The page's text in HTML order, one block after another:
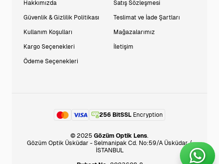
Hakkımızda
Güvenlik & Gizlilik Politikası
Kullanım Koşulları
Kargo Seçenekleri
Ödeme Seçenekleri
Satış Sözleşmesi
Teslimat ve İade Şartları
Mağazalarımız
İletişim
256 BitSSL Encryption
© 2025 Gözüm Optik Lens.
Gözüm Optik Üsküdar - Selmanipak Cd. No:59/A Üsküdar /
İSTANBUL